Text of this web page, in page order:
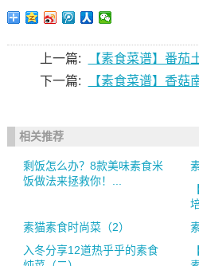
上一篇:
【素食菜谱】番茄
下一篇:
【素食菜谱】香菇
相关推荐
剩饭怎么办？8款美味素食米
饭做法来拯救你！...
素猫素食时尚菜（2）
入冬分享12道热乎乎的素食